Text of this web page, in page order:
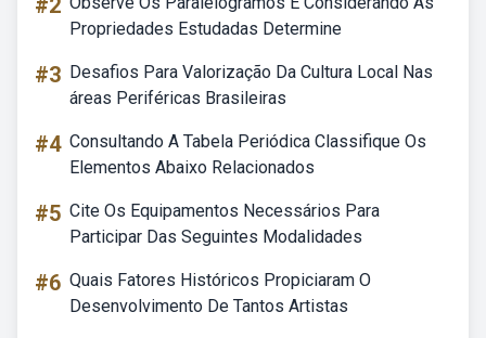
#2
Propriedades Estudadas Determine
#3 Desafios Para Valorização Da Cultura Local Nas
áreas Periféricas Brasileiras
#4 Consultando A Tabela Periódica Classifique Os
Elementos Abaixo Relacionados
#5 Cite Os Equipamentos Necessários Para
Participar Das Seguintes Modalidades
#6 Quais Fatores Históricos Propiciaram O
Desenvolvimento De Tantos Artistas